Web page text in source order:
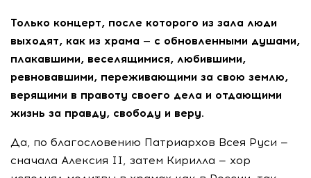
Только концерт, после которого из зала люди
выходят, как из храма — с обновленными душами,
плакавшими, веселящимися, любившими,
ревновавшими, переживающими за свою землю,
верящими в правоту своего дела и отдающими
жизнь за правду, свободу и веру.
Да, по благословению Патриархов Всея Руси —
сначала Алексия II, затем Кирилла — хор